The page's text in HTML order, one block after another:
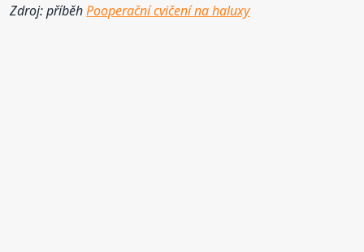
Zdroj: příběhPooperační cvičení na haluxy